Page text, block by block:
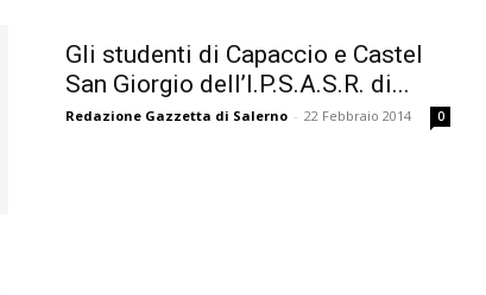
Gli studenti di Capaccio e Castel
San Giorgio dell’I.P.S.A.S.R. di...
Redazione Gazzetta di Salerno - 22 Febbraio 2014 0